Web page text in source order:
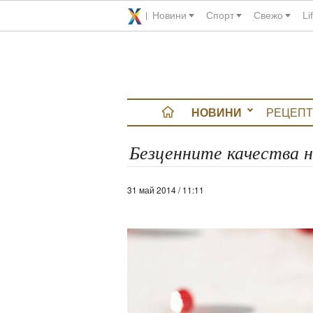
Новини Спорт Свежо
НОВИНИ
Безценните качества
31 май 2014 / 11:11